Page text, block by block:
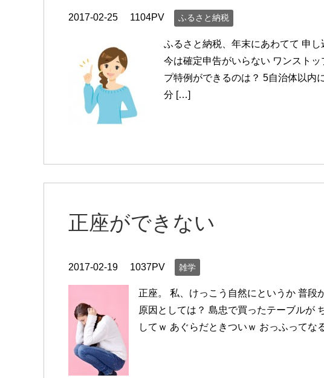
2017-02-25 1104PV ふるさと納税
ふるさと納税、年末にあわてて 申し
今は確定申告がいらない ワンスト
プ特例ができるのは？ 5自治体以内
分 […]
正座ができない
2017-02-19 1037PV 雑学
正座。 私、けっこう自然にというか 普段
原因としては？ 島忠で買ったテーブルが
してｗ あぐらだときついｗ おっふって